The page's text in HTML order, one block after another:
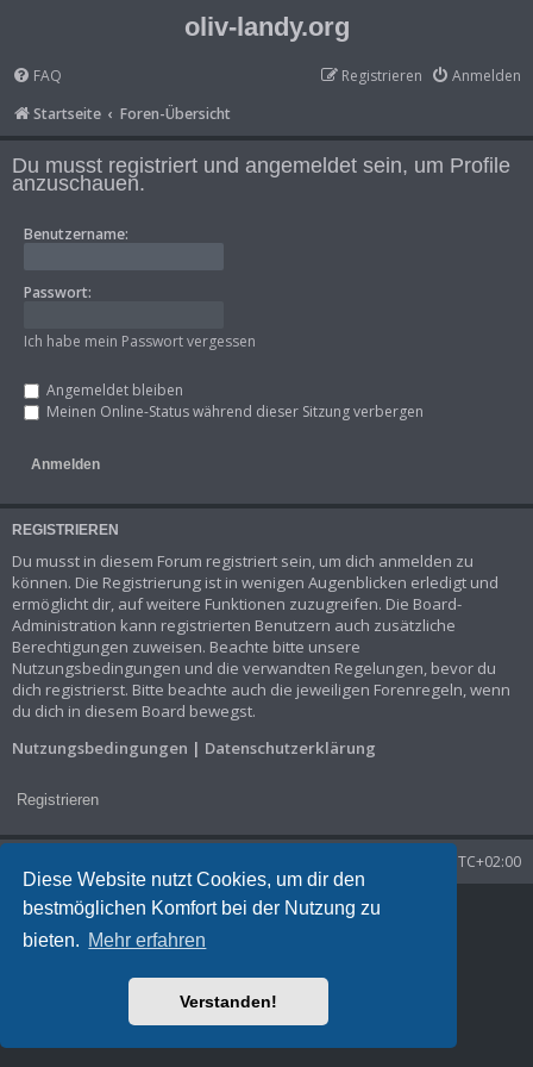
Diese Website nutzt Cookies, um dir den
bestmöglichen Komfort bei der Nutzung zu
bieten. Mehr erfahren
Verstanden!
oliv-landy.org
FAQ Anmelden
Registrieren
Startseite
Foren-Übersicht
Du musst registriert und angemeldet sein, um Profile
anzuschauen.
Benutzername:
Passwort:
Ich habe mein Passwort vergessen
Angemeldet bleiben
Meinen Online-Status während dieser Sitzung verbergen
REGISTRIEREN
Du musst in diesem Forum registriert sein, um dich anmelden zu
können. Die Registrierung ist in wenigen Augenblicken erledigt und
ermöglicht dir, auf weitere Funktionen zuzugreifen. Die Board-
Administration kann registrierten Benutzern auch zusätzliche
Berechtigungen zuweisen. Beachte bitte unsere
Nutzungsbedingungen und die verwandten Regelungen, bevor du
dich registrierst. Bitte beachte auch die jeweiligen Forenregeln, wenn
du dich in diesem Board bewegst.
Nutzungsbedingungen | Datenschutzerklärung
Registrieren
UTC+02:00
Powered byphpBB ® Forum Software © phpBB Limited
Datenschutz